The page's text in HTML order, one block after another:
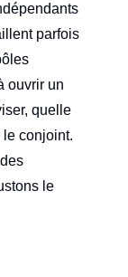
parfois
ouvrir un
quelle
le conjoint.
le